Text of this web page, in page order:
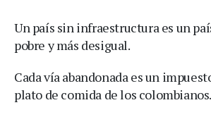
Un país sin infraestructura es un
pobre y más desigual.
Cada vía abandonada es un
plato de comida de los colombianos.